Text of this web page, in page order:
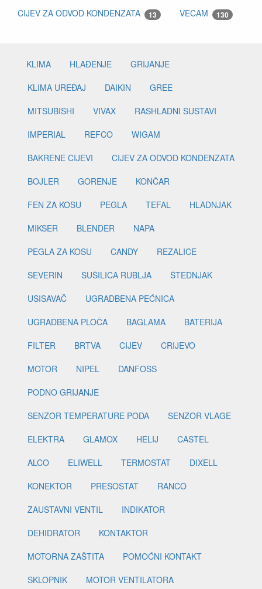
CIJEV ZA ODVOD KONDENZATA 13 VECAM 130
KLIMA HLAĐENJE
GRIJANJE
KLIMA UREĐAJ
DAIKIN
GREE
MITSUBISHI
VIVAX
RASHLADNI SUSTAVI
IMPERIAL
REFCO
WIGAM
BAKRENE CIJEVI
CIJEV ZA ODVOD KONDENZATA
BOJLER
GORENJE
KONČAR
FEN ZA KOSU
PEGLA TEFAL
HLADNJAK
MIKSER
BLENDER
NAPA
PEGLA ZA KOSU
CANDY
REZALICE
SEVERIN
SUŠILICA RUBLJA
ŠTEDNJAK
USISAVAČ
UGRADBENA PEĆNICA
UGRADBENA PLOČA
BAGLAMA
BATERIJA
FILTER
BRTVA CIJEV
CRIJEVO
MOTOR
NIPEL
DANFOSS
PODNO GRIJANJE
SENZOR TEMPERATURE PODA
SENZOR VLAGE
ELEKTRA
GLAMOX HELIJ
CASTEL
ALCO
ELIWELL TERMOSTAT
DIXELL
KONEKTOR
PRESOSTAT
RANCO
ZAUSTAVNI VENTIL
INDIKATOR
DEHIDRATOR
KONTAKTOR
MOTORNA ZAŠTITA
POMOĆNI KONTAKT
SKLOPNIK
MOTOR VENTILATORA